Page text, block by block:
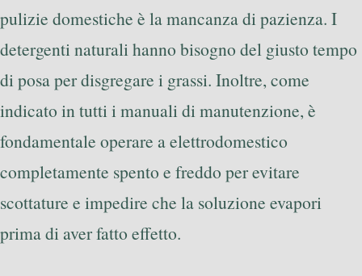
pulizie domestiche è la mancanza di pazienza. I
detergenti naturali hanno bisogno del giusto tempo
di posa per disgregare i grassi. Inoltre, come
indicato in tutti i manuali di manutenzione, è
fondamentale operare a elettrodomestico
completamente spento e freddo per evitare
scottature e impedire che la soluzione evapori
prima di aver fatto effetto.